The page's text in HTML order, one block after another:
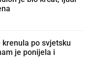
krenula po svjetsku
je ponijela i